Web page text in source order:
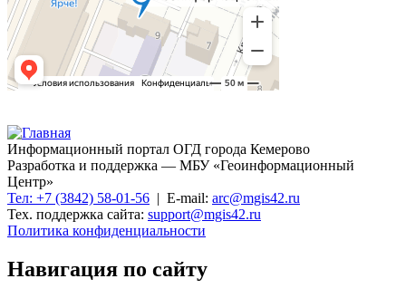
Информационный портал ОГД города Кемерово
Разработка и поддержка — МБУ «Геоинформационный
Центр»
Тел: +7 (3842) 58-01-56 | E-mail: arc@mgis42.ru
Тех. поддержка сайта: support@mgis42.ru
Политика конфиденциальности
Навигация по сайту